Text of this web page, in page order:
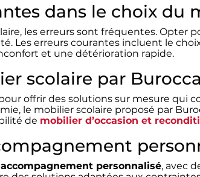
dans le choix du
les erreurs sont fréquentes. Opter
Les erreurs courantes incluent le
et une détérioration rapide.
scolaire par
offrir des solutions sur mesure qui
le mobilier scolaire proposé par
de mobilier d’occasion et
accompagnement personnalisé, avec